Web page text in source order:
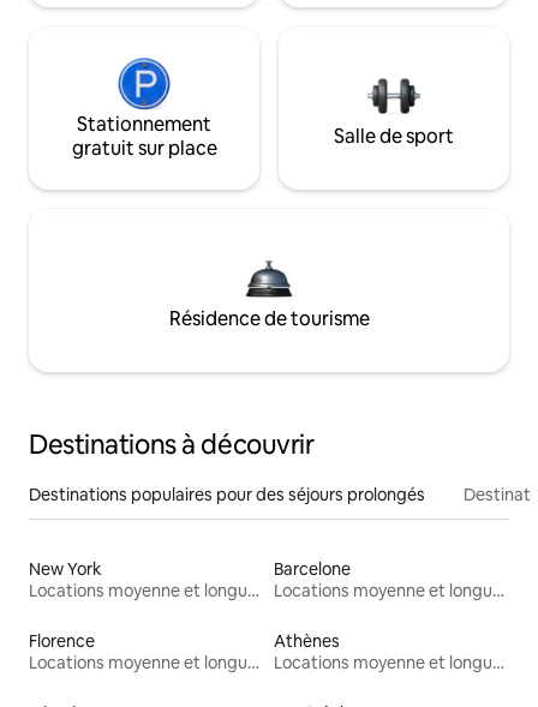
Stationnement
gratuit sur place
Salle de sport
Résidence de tourisme
Destinations à découvrir
Destinations populaires pour des séjours prolongés
New York
Locations moyenne et longue durée
Barcelone
Locations moyenne et longue durée
Florence
Locations moyenne et longue durée
Athènes
Locations moyenne et longue durée